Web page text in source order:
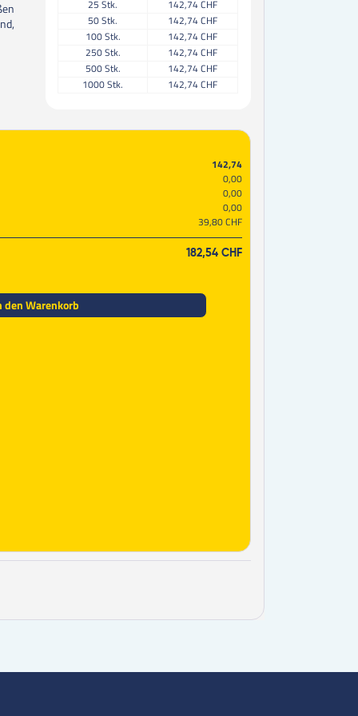
25 Stk.
142,74 CHF
50Stk.
142,74 CHF
100Stk.
142,74 CHF
250Stk.
142,74 CHF
500Stk.
142,74 CHF
1000Stk. 142,74 CHF
142,74
0,00
0,00
0,00
39,80 CHF
182,54 CHF
den Warenkorb